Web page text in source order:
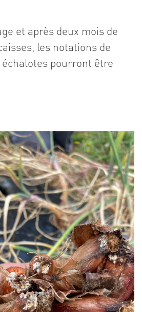
et après deux mois de
les notations de
pourront être